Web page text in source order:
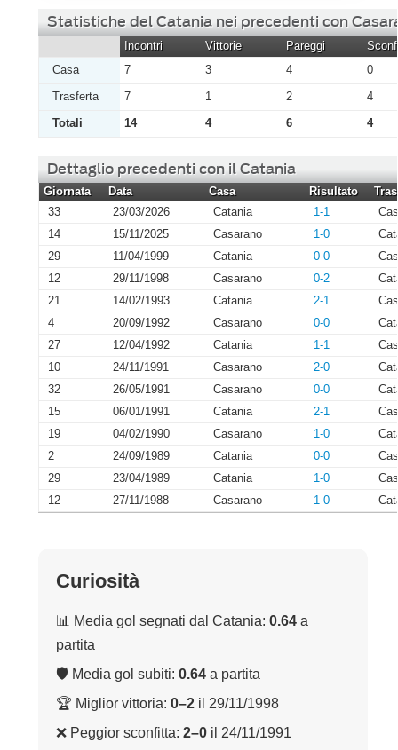
Statistiche del Catania nei precedenti con
Incontri Vittorie Pareggi
Casa
7 3 4
0
Trasferta
7 1 2
4
Totali
14 4 6 4
Dettaglio precedenti con il Catania
Giornata Data Casa Risultato
33
23/03/2026 Catania 1-1
14
15/11/2025 Casarano 1-0
29
11/04/1999 Catania 0-0
12
29/11/1998 Casarano 0-2
21
14/02/1993 Catania 2-1
4
20/09/1992 Casarano 0-0
27
12/04/1992 Catania 1-1
10
24/11/1991 Casarano 2-0
32
26/05/1991 Casarano 0-0
15
06/01/1991 Catania 2-1
19
04/02/1990 Casarano 1-0
2
24/09/1989 Catania 0-0
29
23/04/1989 Catania 1-0
12
27/11/1988 Casarano 1-0
Curiosità
📊 Media gol segnati dal Catania: 0.64 a
partita
🛡 Media gol subiti: 0.64 a partita
🏆 Miglior vittoria: 0–2 il 29/11/1998
❌ Peggior sconfitta: 2–0 il 24/11/1991